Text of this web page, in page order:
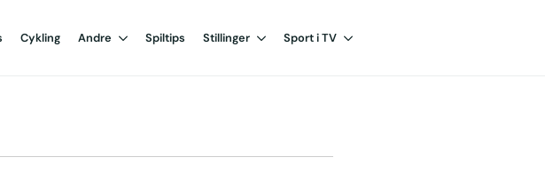
Cykling Andre Spiltips Stillinger Sport i TV